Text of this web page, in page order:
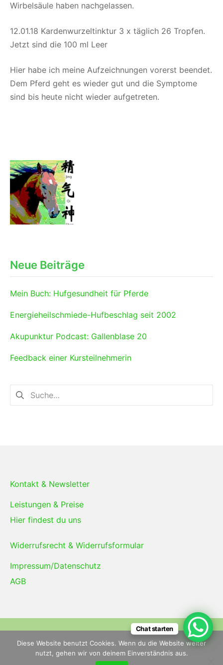
Wirbelsäule haben nachgelassen.
12.01.18 Kardenwurzeltinktur 3 x täglich 26 Tropfen.
Jetzt sind die 100 ml Leer
Hier habe ich meine Aufzeichnungen vorerst beendet.
Dem Pferd geht es wieder gut und die Symptome
sind bis heute nicht wieder aufgetreten.
Neue Beiträge
Mein Buch: Hufgesundheit für Pferde
Energieheilschmiede-Hufbeschlag seit 2002
Akupunktur Podcast: Gallenblase 20
Feedback einer Kursteilnehmerin
Suchen
nach:
Kontakt & Newsletter
Leistungen & Preise
Hier findest du uns
Widerrufsrecht & Widerrufsformular
Impressum/Datenschutz
AGB
Energieheilschmiede— powered
bySuki
Chat starten
Diese Website benutzt Cookies. Wenn du die Website weiter
nutzt, gehen wir von deinem Einverständnis aus.